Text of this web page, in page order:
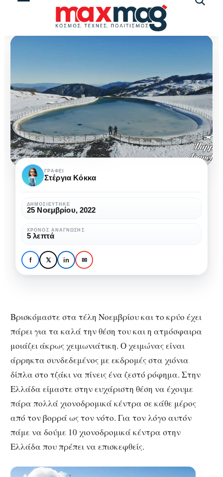
ΕΛΛΆΔΑ ΗΠΕΙΡΏΤΙΚΗ ΕΛΛΆΔΑ
10 Χιονοδρομικά κέντρα
στην Ελλάδα που
πρέπει να επισκεφθείς!
10
Χιονοδρομικά
κέντρα
στην
Ελλάδα
που
πρέπει
να
ΓΡΆΦΕΙ
Στέργια Κόκκα
ΔΗΜΟΣΙΕΎΤΗΚΕ
25 Νοεμβρίου, 2022
ΧΡΌΝΟΣ ΑΝΆΓΝΩΣΗΣ
5 λεπτά
f 𝕏 in ✉
Βρισκόμαστε στα τέλη Νοεμβρίου και το κρύο έχει
πάρει για τα καλά την θέση του και η ατμόσφαιρα
μοιάζει άκρως χειμωνιάτικη. Ο χειμώνας είναι
άρρηκτα συνδεδεμένος με εκδρομές στα χιόνια
δίπλα στο τζάκι να πίνεις ένα ζεστό ρόφημα. Στην
Ελλάδα είμαστε στην ευχάριστη θέση να έχουμε
πάρα πολλά χιονοδρομικά κέντρα σε κάθε μέρος
από τον βορρά ως τον νότο. Για τον λόγο αυτόν
πάμε να δούμε 10 χιονοδρομικά κέντρα στην
Ελλάδα που πρέπει να επισκεφθείς.